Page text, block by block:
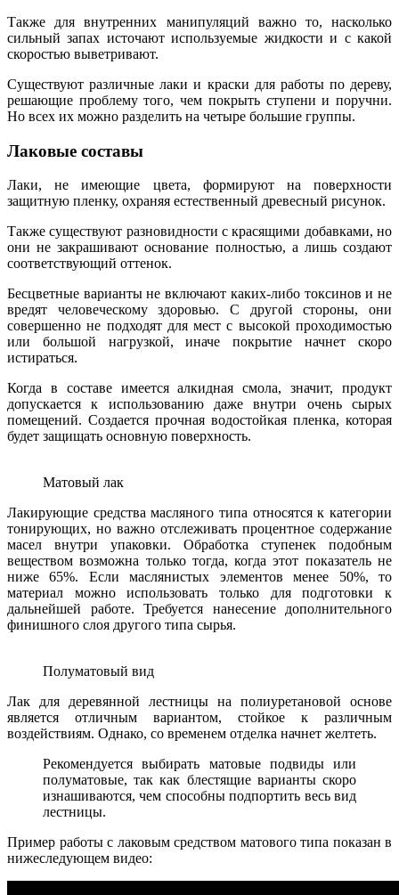
Также для внутренних манипуляций важно то, насколько
сильный запах источают используемые жидкости и с какой
скоростью выветривают.
Существуют различные лаки и краски для работы по дереву,
решающие проблему того, чем покрыть ступени и поручни.
Но всех их можно разделить на четыре большие группы.
Лаковые составы
Лаки, не имеющие цвета, формируют на поверхности
защитную пленку, охраняя естественный древесный рисунок.
Также существуют разновидности с красящими добавками, но
они не закрашивают основание полностью, а лишь создают
соответствующий оттенок.
Бесцветные варианты не включают каких-либо токсинов и не
вредят человеческому здоровью. С другой стороны, они
совершенно не подходят для мест с высокой проходимостью
или большой нагрузкой, иначе покрытие начнет скоро
истираться.
Когда в составе имеется алкидная смола, значит, продукт
допускается к использованию даже внутри очень сырых
помещений. Создается прочная водостойкая пленка, которая
будет защищать основную поверхность.
Матовый лак
Лакирующие средства масляного типа относятся к категории
тонирующих, но важно отслеживать процентное содержание
масел внутри упаковки. Обработка ступенек подобным
веществом возможна только тогда, когда этот показатель не
ниже 65%. Если маслянистых элементов менее 50%, то
материал можно использовать только для подготовки к
дальнейшей работе. Требуется нанесение дополнительного
финишного слоя другого типа сырья.
Полуматовый вид
Лак для деревянной лестницы на полиуретановой основе
является отличным вариантом, стойкое к различным
воздействиям. Однако, со временем отделка начнет желтеть.
Рекомендуется выбирать матовые подвиды или
полуматовые, так как блестящие варианты скоро
изнашиваются, чем способны подпортить весь вид
лестницы.
Пример работы с лаковым средством матового типа показан в
нижеследующем видео: